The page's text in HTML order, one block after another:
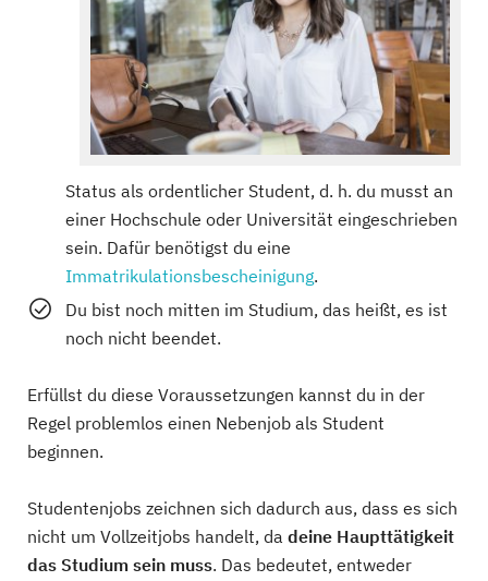
Status als ordentlicher Student, d. h. du musst an
einer Hochschule oder Universität eingeschrieben
sein. Dafür benötigst du eine
Immatrikulationsbescheinigung.
Du bist noch mitten im Studium, das heißt, es ist
noch nicht beendet.
Erfüllst du diese Voraussetzungen kannst du in der
Regel problemlos einen Nebenjob als Student
beginnen.
Studentenjobs zeichnen sich dadurch aus, dass es sich
nicht um Vollzeitjobs handelt, da deine Haupttätigkeit
das Studium sein muss. Das bedeutet, entweder